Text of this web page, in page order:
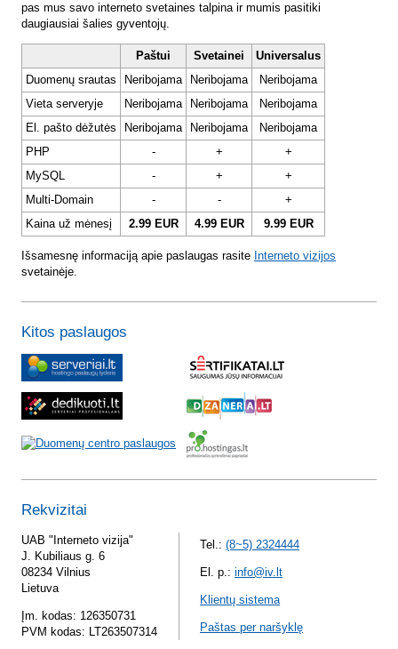
pas mus savo interneto svetaines talpina ir mumis pasitiki
daugiausiai šalies gyventojų.
Paštui Svetainei
Universalus
Duomenų srautas
Neribojama Neribojama
Neribojama
Vieta serveryje
Neribojama Neribojama
Neribojama
El. pašto dėžutės
Neribojama Neribojama
Neribojama
PHP
- +
+
MySQL
- +
+
Multi-Domain
- -
+
Kaina už mėnesį
2.99 EUR 4.99 EUR 9.99 EUR
Išsamesnę informaciją apie paslaugas rasite Interneto vizijos
svetainėje.
Kitos paslaugos
Rekvizitai
UAB "Interneto vizija"
J. Kubiliaus g. 6
08234 Vilnius
Lietuva
Įm. kodas: 126350731
PVM kodas: LT263507314
Tel.: (8~5) 2324444
El. p.: info@iv.lt
Klientų sistema
Paštas per naršyklę